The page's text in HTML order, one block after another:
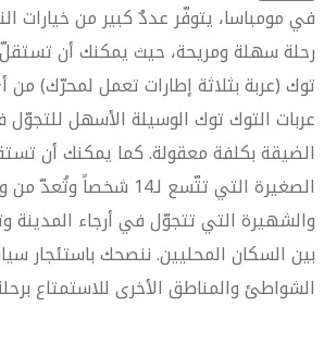
في مومباسا، يتوفّر عددٌ كبير من خيارات
رحلة سهلة ومريحة، حيث يمكنك أن
توك (عربة بثلاثة إطارات تعمل لمحرّك)
عربات التوك توك الوسيلة الأسهل
الضيقة بكلفة معقولة. كما يمكنك أن
الصغيرة التي تتّسع لـ14
والشهيرة التي تتجوّل في أرجاء
بين السكان المحليين. ننصحك باستئجار
الشواطئ والمناطق الأخرى للاستمتاع